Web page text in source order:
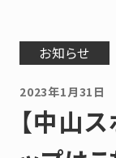
お知らせ
2023年1月31日
【中山